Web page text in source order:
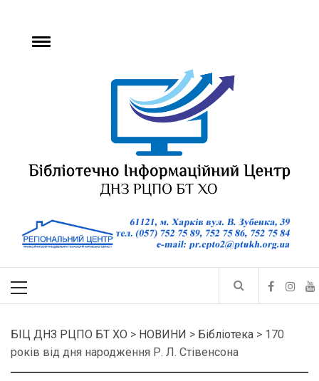
БІЦ ДНЗ РЦПО БТ
БІЦ ДНЗ РЦПО БТ ХО > НОВИНИ > Бібліотека > 170
років від дня народження Р. Л. Стівенсона